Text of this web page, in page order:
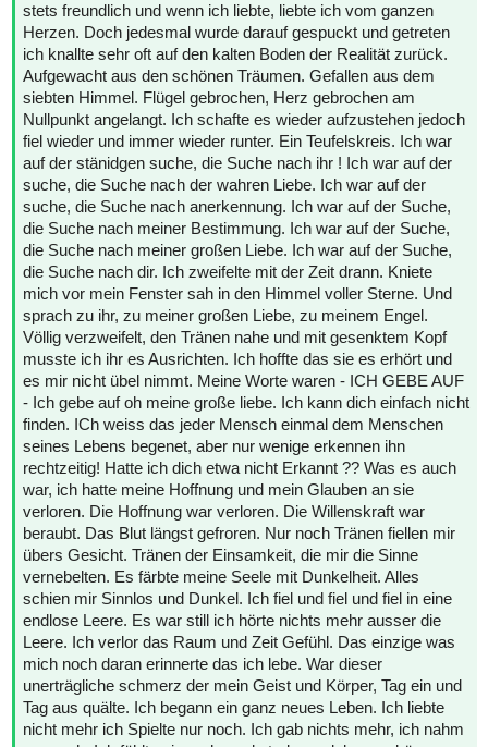
stets freundlich und wenn ich liebte, liebte ich vom ganzen
Herzen. Doch jedesmal wurde darauf gespuckt und getreten
ich knallte sehr oft auf den kalten Boden der Realität zurück.
Aufgewacht aus den schönen Träumen. Gefallen aus dem
siebten Himmel. Flügel gebrochen, Herz gebrochen am
Nullpunkt angelangt. Ich schafte es wieder aufzustehen jedoch
fiel wieder und immer wieder runter. Ein Teufelskreis. Ich war
auf der stänidgen suche, die Suche nach ihr ! Ich war auf der
suche, die Suche nach der wahren Liebe. Ich war auf der
suche, die Suche nach anerkennung. Ich war auf der Suche,
die Suche nach meiner Bestimmung. Ich war auf der Suche,
die Suche nach meiner großen Liebe. Ich war auf der Suche,
die Suche nach dir. Ich zweifelte mit der Zeit drann. Kniete
mich vor mein Fenster sah in den Himmel voller Sterne. Und
sprach zu ihr, zu meiner großen Liebe, zu meinem Engel.
Völlig verzweifelt, den Tränen nahe und mit gesenktem Kopf
musste ich ihr es Ausrichten. Ich hoffte das sie es erhört und
es mir nicht übel nimmt. Meine Worte waren - ICH GEBE AUF
- Ich gebe auf oh meine große liebe. Ich kann dich einfach nicht
finden. ICh weiss das jeder Mensch einmal dem Menschen
seines Lebens begenet, aber nur wenige erkennen ihn
rechtzeitig! Hatte ich dich etwa nicht Erkannt ?? Was es auch
war, ich hatte meine Hoffnung und mein Glauben an sie
verloren. Die Hoffnung war verloren. Die Willenskraft war
beraubt. Das Blut längst gefroren. Nur noch Tränen fiellen mir
übers Gesicht. Tränen der Einsamkeit, die mir die Sinne
vernebelten. Es färbte meine Seele mit Dunkelheit. Alles
schien mir Sinnlos und Dunkel. Ich fiel und fiel und fiel in eine
endlose Leere. Es war still ich hörte nichts mehr ausser die
Leere. Ich verlor das Raum und Zeit Gefühl. Das einzige was
mich noch daran erinnerte das ich lebe. War dieser
unerträgliche schmerz der mein Geist und Körper, Tag ein und
Tag aus quälte. Ich begann ein ganz neues Leben. Ich liebte
nicht mehr ich Spielte nur noch. Ich gab nichts mehr, ich nahm